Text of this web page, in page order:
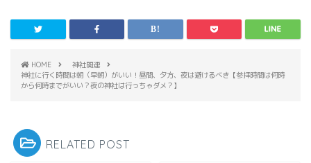
HOME
神社関連
神社に行く時間は朝（早朝）がいい！昼間、夕方、夜は避けるべき【参拝時間は何時
から何時までがいい？夜の神社は行っちゃダメ？】
RELATED POST